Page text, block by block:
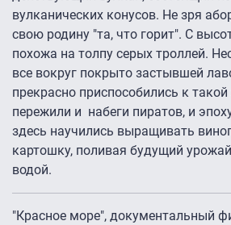
вулканических конусов. Не зря
свою родину "та, что горит". С
похожа на толпу серых троллей.
все вокруг покрыто застывшей
прекрасно приспособились к
пережили и набеги пиратов, и
здесь научились выращивать
картошку, поливая будущий
водой.
"Красное море", документальный